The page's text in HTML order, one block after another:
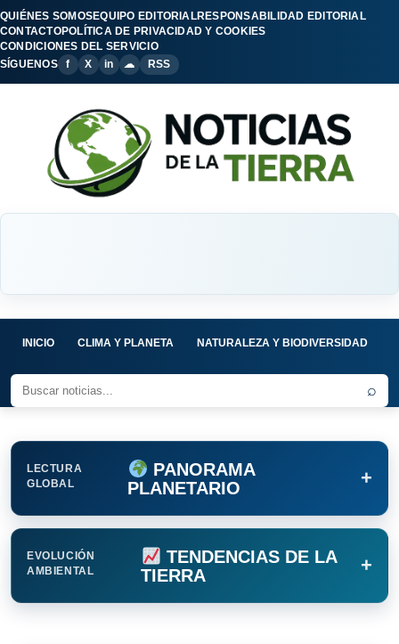
QUIÉNES SOMOSEQUIPO EDITORIALRESPONSABILIDAD EDITORIAL
CONTACTOPOLÍTICA DE PRIVACIDAD Y COOKIES
CONDICIONES DEL SERVICIO
SÍGUENOS
f X in ☁ RSS
INICIO CLIMA Y PLANETA NATURALEZA Y BIODIVERSIDAD
⌕
LECTURA
GLOBAL
PANORAMA
PLANETARIO
+
EVOLUCIÓN
AMBIENTAL
TENDENCIAS DE LA
TIERRA
+